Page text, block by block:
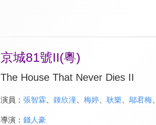
京城81號II(粵)
The House That Never Dies II
演員： 張智霖 鍾欣潼、 梅婷、 耿樂 鄔君梅、
導演： 錢人豪